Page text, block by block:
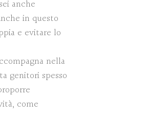
anche
in questo
e evitare lo
nella
genitori spesso
come